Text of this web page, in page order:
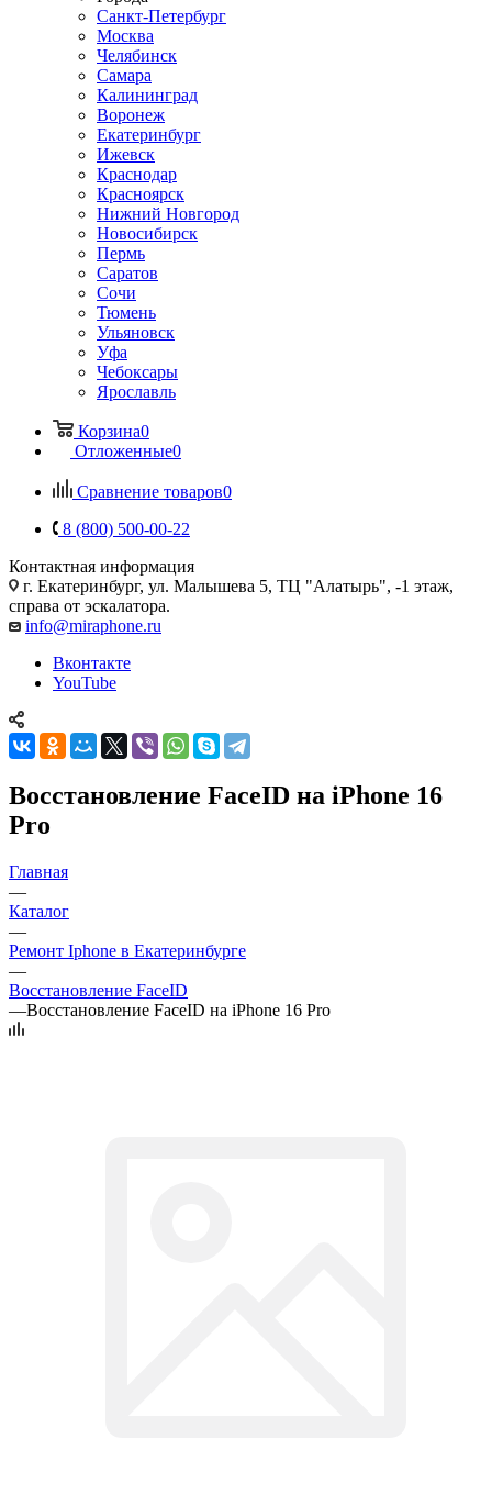
Санкт-Петербург
Москва
Челябинск
Самара
Калининград
Воронеж
Екатеринбург
Ижевск
Краснодар
Красноярск
Нижний Новгород
Новосибирск
Пермь
Саратов
Сочи
Тюмень
Ульяновск
Уфа
Чебоксары
Ярославль
Корзина0
Отложенные0
Сравнение товаров0
8 (800) 500-00-22
Контактная информация
г. Екатеринбург, ул. Малышева 5, ТЦ "Алатырь", -1 этаж,
справа от эскалатора.
info@miraphone.ru
Вконтакте
YouTube
Восстановление FaceID на iPhone 16
Pro
Главная
—
Каталог
—
Ремонт Iphone в Екатеринбурге
—
Восстановление FaceID
—Восстановление FaceID на iPhone 16 Pro